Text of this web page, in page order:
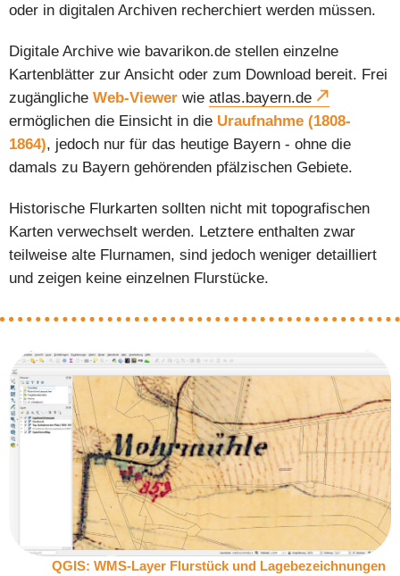
oder in digitalen Archiven recherchiert werden müssen.
Digitale Archive wie bavarikon.de stellen einzelne
Kartenblätter zur Ansicht oder zum Download bereit. Frei
zugängliche Web-Viewer wie atlas.bayern.de
ermöglichen die Einsicht in die Uraufnahme (1808-
1864), jedoch nur für das heutige Bayern - ohne die
damals zu Bayern gehörenden pfälzischen Gebiete.
Historische Flurkarten sollten nicht mit topografischen
Karten verwechselt werden. Letztere enthalten zwar
teilweise alte Flurnamen, sind jedoch weniger detailliert
und zeigen keine einzelnen Flurstücke.
QGIS: WMS-Layer Flurstück und Lagebezeichnungen